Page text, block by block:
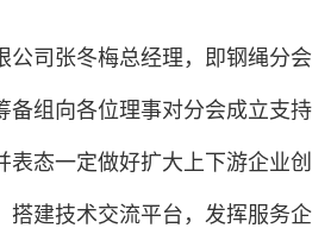
公司张冬梅总经理，即钢绳分会
备组向各位理事对分会成立支持
表态一定做好扩大上下游企业创
搭建技术交流平台，发挥服务企